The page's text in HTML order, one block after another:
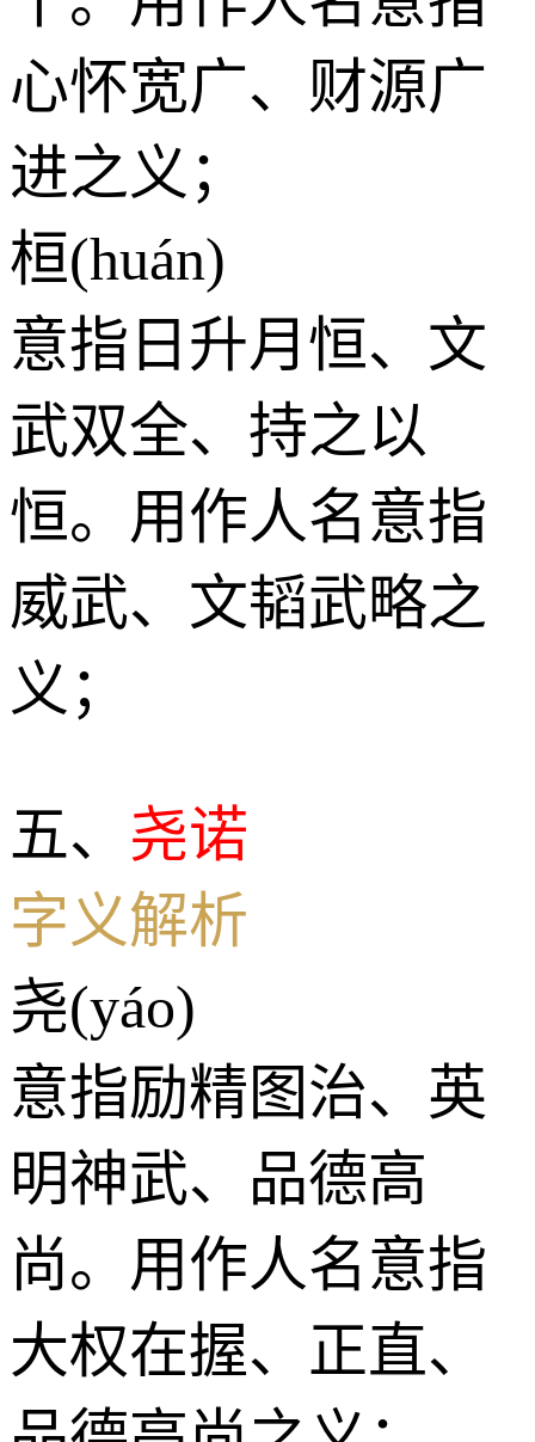
心怀宽广、财源广
进之义；
桓(huán)
意指日升月恒、文
武双全、持之以
恒。用作人名意指
威武、文韬武略之
义；
五、 尧诺
字义解析
尧(yáo)
意指励精图治、英
明神武、品德高
尚。用作人名意指
大权在握、正直、